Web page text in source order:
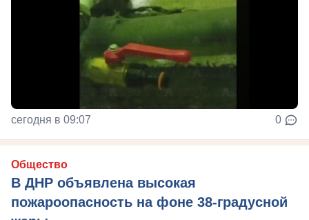
сегодня в 09:07 0
Общество
В ДНР объявлена высокая
пожароопасность на фоне 38-градусной